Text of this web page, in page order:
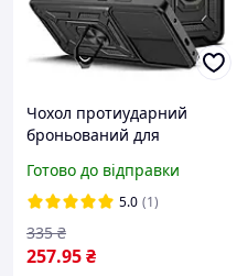
Чохол протиударний
броньований для
ЧОРНИЙ шторка захист
камери кільце Ummi
Serge Ring
УДАРОСТІЙКИЙ
Готово до відправки
5.0 (1)
257.95₴
335 ₴